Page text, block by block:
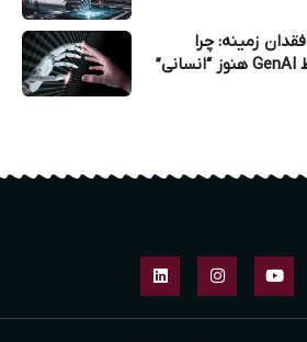
زمینه: چرا
محتوای تولید شده توسط GenAI هنوز “انسانی”